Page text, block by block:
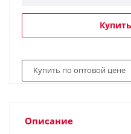
Купить по оптовой цене
Описание